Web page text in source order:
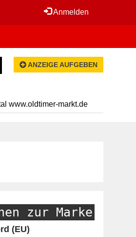
Anmelden
ANZEIGE AUFGEBEN
www.oldtimer-markt.de
zur Marke
(EU)